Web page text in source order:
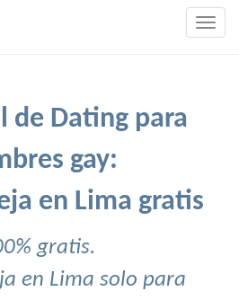
de Dating para
gay:
en Lima gratis
gratis.
en Lima solo para